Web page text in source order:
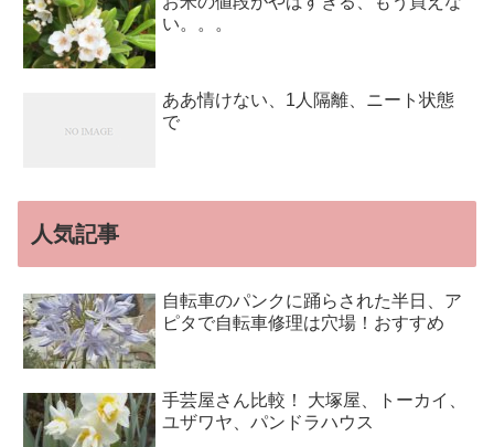
い。。。
ああ情けない、1人隔離、ニート状態
で
人気記事
自転車のパンクに踊らされた半日、ア
ピタで自転車修理は穴場！おすすめ
手芸屋さん比較！ 大塚屋、トーカイ、
ユザワヤ、パンドラハウス